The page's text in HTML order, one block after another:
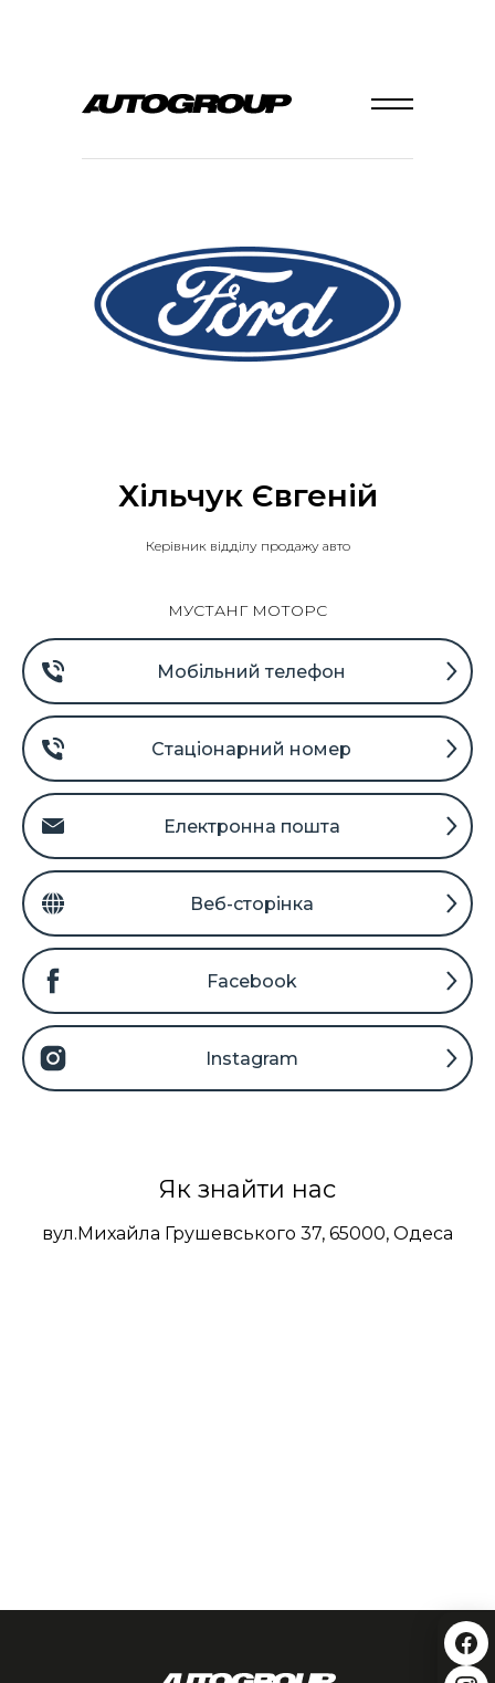
Хільчук Євгеній
Керівник відділу продажу авто
МУСТАНГ МОТОРС
Мобільний телефон
Стаціонарний номер
Електронна пошта
Веб-сторінка
Facebook
Instagram
Як знайти нас
вул.Михайла Грушевського 37, 65000, Одеса